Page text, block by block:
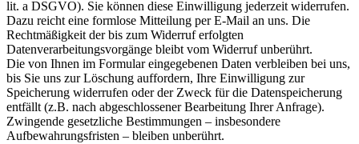
lit. a DSGVO). Sie können diese Einwilligung jederzeit widerrufen.
Dazu reicht eine formlose Mitteilung per E-Mail an uns. Die
Rechtmäßigkeit der bis zum Widerruf erfolgten
Datenverarbeitungsvorgänge bleibt vom Widerruf unberührt.
Die von Ihnen im Formular eingegebenen Daten verbleiben bei uns,
bis Sie uns zur Löschung auffordern, Ihre Einwilligung zur
Speicherung widerrufen oder der Zweck für die Datenspeicherung
entfällt (z.B. nach abgeschlossener Bearbeitung Ihrer Anfrage).
Zwingende gesetzliche Bestimmungen – insbesondere
Aufbewahrungsfristen – bleiben unberührt.